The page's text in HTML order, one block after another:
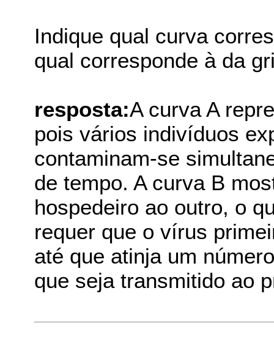
Indique qual curva
qual corresponde à da
resposta:A curva A
pois vários indivíduos
contaminam-se
de tempo. A curva B
hospedeiro ao outro, o
requer que o vírus
até que atinja um
que seja transmitido ao